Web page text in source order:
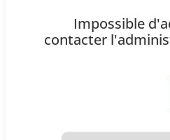
Impossible
contacter